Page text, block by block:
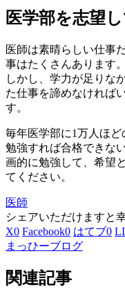
医学部を志望
医師は素晴らしい仕事
事はたくさんあります。
しかし、学力が足りな
た仕事を諦めなければ
す。
毎年医学部に1万人ほど
勉強すれば合格できな
画的に勉強して、希望
てください。
医師
シェアいただけますと
X0 Facebook0 はてブ0
まっひーブログ
関連記事